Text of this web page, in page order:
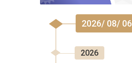
2026/ 08/ 06
2026